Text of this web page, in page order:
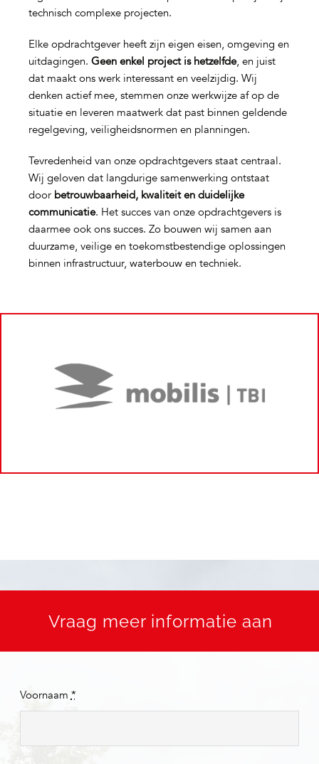
technisch complexe projecten.
Elke opdrachtgever heeft zijn eigen eisen, omgeving en
uitdagingen. Geen enkel project is hetzelfde, en juist
dat maakt ons werk interessant en veelzijdig. Wij
denken actief mee, stemmen onze werkwijze af op de
situatie en leveren maatwerk dat past binnen geldende
regelgeving, veiligheidsnormen en planningen.
Tevredenheid van onze opdrachtgevers staat centraal.
Wij geloven dat langdurige samenwerking ontstaat
door betrouwbaarheid, kwaliteit en duidelijke
communicatie. Het succes van onze opdrachtgevers is
daarmee ook ons succes. Zo bouwen wij samen aan
duurzame, veilige en toekomstbestendige oplossingen
binnen infrastructuur, waterbouw en techniek.
Vraag meer informatie aan
Voornaam *